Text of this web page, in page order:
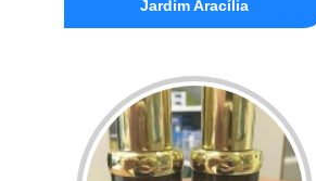
Jardim Aracília